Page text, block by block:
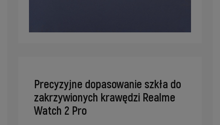
Precyzyjne dopasowanie szkła do
zakrzywionych krawędzi Realme
Watch 2 Pro